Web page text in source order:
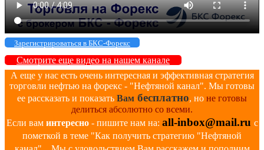
Зарегистрироваться в БКС-Форекс
Смотрите еще видео на нашем канале
А еще у нас есть очень интересная и эффективная стратегия
торговли нефтью на форекс - "Нефтяной канал". Мы готовы
ее рассказать и показать Вам бесплатно, но не готовы
делиться абсолютно со всеми.
Если вам интересно- пишите нам на: all-inbox@mail.ru с
пометкой в теме "Как получить стратегию "Нефтяной